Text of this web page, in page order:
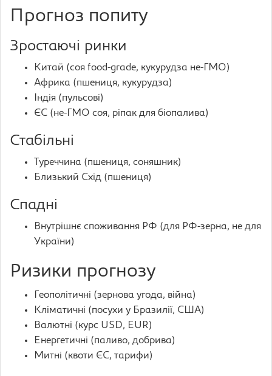
Прогноз попиту
Зростаючі ринки
Китай (соя food-grade, кукурудза не-ГМО)
Африка (пшениця, кукурудза)
Індія (пульсові)
ЄС (не-ГМО соя, ріпак для біопалива)
Стабільні
Туреччина (пшениця, соняшник)
Близький Схід (пшениця)
Спадні
Внутрішнє споживання РФ (для РФ-зерна, не для
України)
Ризики прогнозу
Геополітичні (зернова угода, війна)
Кліматичні (посухи у Бразилії, США)
Валютні (курс USD, EUR)
Енергетичні (паливо, добрива)
Митні (квоти ЄС, тарифи)